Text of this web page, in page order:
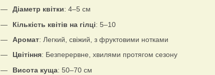
Діаметр квітки: 4–5 см
Кількість квітів на гілці: 5–10
Аромат: Легкий, свіжий, з фруктовими нотками
Цвітіння: Безперервне, хвилями протягом сезону
Висота куща: 50–70 см